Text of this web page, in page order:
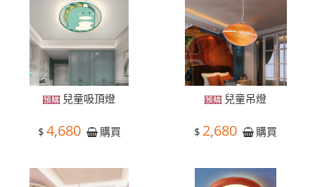
兒童吸頂燈
$ 4,680 購買
兒童吊燈
$ 2,680 購買